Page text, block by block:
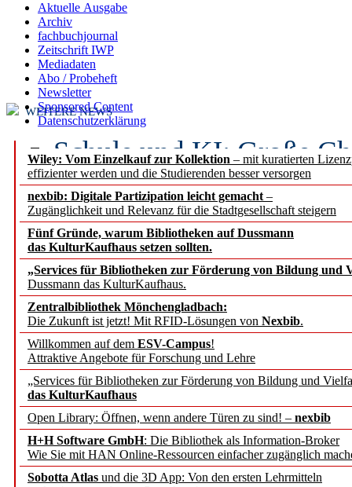
Aktuelle Ausgabe
Archiv
fachbuchjournal
Zeitschrift IWP
Mediadaten
Abo / Probeheft
Newsletter
Sponsored Content
Datenschutzerklärung
Wiley: Vom Einzelkauf zur Kollektion – mit kuratierten
effizienter werden und die Studierenden besser versorgen
nexbib: Digitale Partizipation leicht gemacht –
Zugänglichkeit und Relevanz für die Stadtgesellschaft steigern
Fünf Gründe, warum Bibliotheken auf Dussmann
das KulturKaufhaus setzen sollten.
„Services für Bibliotheken zur Förderung von Bildung und
Dussmann das KulturKaufhaus.
Zentralbibliothek Mönchengladbach:
Die Zukunft ist jetzt! Mit RFID-Lösungen von Nexbib.
Willkommen auf dem ESV-Campus!
Attraktive Angebote für Forschung und Lehre
„Services für Bibliotheken zur Förderung von Bildung und
das KulturKaufhaus
Open Library: Öffnen, wenn andere Türen zu sind! – nexbib
H+H Software GmbH: Die Bibliothek als Information-Broker
Wie Sie mit HAN Online-Ressourcen einfacher zugänglich
Sobotta Atlas und die 3D App: Von den ersten Lehrmitteln
WEITERE NEWS
Schule und KI: Große
Voraussetzungen
Erfolgreiches erstes
Segment Research –
angepasst
konstruktiv!
Mohr Siebeck
und die Zeitschrift für
Francke Attempto